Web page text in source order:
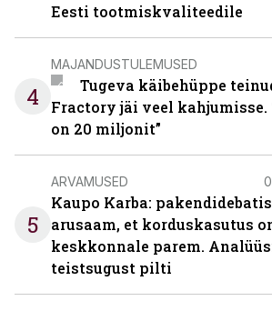
Eesti tootmiskvaliteedile
4
MAJANDUSTULEMUSED
Tugeva käibehüppe
Fractory jäi veel kahjumisse.
on 20 miljonit”
5
ARVAMUSED
Kaupo Karba:
arusaam, et korduskasutus
keskkonnale parem.
teistsugust pilti